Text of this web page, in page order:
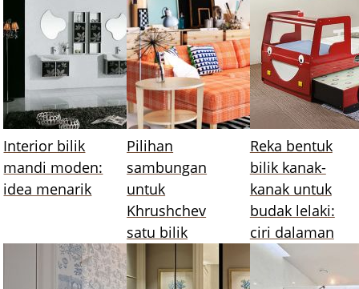
Interior bilik
mandi moden:
idea menarik
Pilihan
sambungan
untuk
Khrushchev
satu bilik
Reka bentuk
bilik kanak-
kanak untuk
budak lelaki:
ciri dalaman